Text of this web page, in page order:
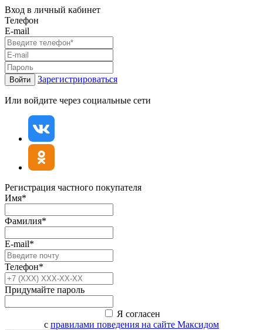
Вход в личный кабинет
Телефон
E-mail
Войти Зарегистрироваться
Или войдите через социальные сети
Регистрация частного покупателя
Имя*
Фамилия*
E-mail*
Телефон*
Придумайте пароль
Я согласен
с правилами поведения на сайте Максидом